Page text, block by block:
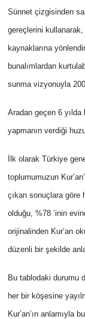
Sünnet çizgisinden
gereçlerini kullanarak,
kaynaklarına
bunalımlardan
sunma vizyonuyla
Aradan geçen 6
yapmanın verdiği
İlk olarak Türkiye
toplumumuzun
çıkan sonuçlara göre
olduğu, %78 ’inin
orijinalinden Kur’an
düzenli bir şekilde
Bu tablodaki durumu
her bir köşesine
Kur’an’ın anlamıyla
Kültür -
Politika
Haberde